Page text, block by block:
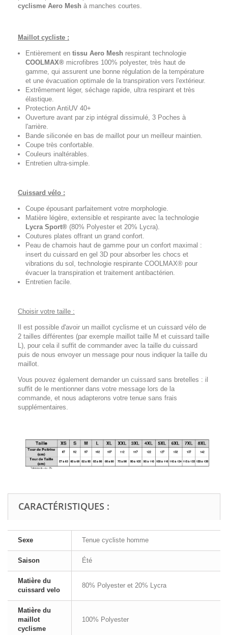
cyclisme Aero Mesh à manches courtes.
Maillot cycliste :
Entièrement en tissu Aero Mesh respirant technologie
COOLMAX® microfibres 100% polyester, très haut de
gamme, qui assurent une bonne régulation de la température
et une évacuation optimale de la transpiration vers l'extérieur.
Extrêmement léger, séchage rapide, ultra respirant et très
élastique.
Protection AntiUV 40+
Ouverture avant par zip intégral dissimulé, 3 Poches à
l'arrière.
Bande siliconée en bas de maillot pour un meilleur maintien.
Coupe très confortable.
Couleurs inaltérables.
Entretien ultra-simple.
Cuissard vélo :
Coupe épousant parfaitement votre morphologie.
Matière légère, extensible et respirante avec la technologie
Lycra Sport® (80% Polyester et 20% Lycra).
Coutures plates offrant un grand confort.
Peau de chamois haut de gamme pour un confort maximal :
insert du cuissard en gel 3D pour absorber les chocs et
vibrations du sol, technologie respirante COOLMAX® pour
évacuer la transpiration et traitement antibactérien.
Entretien facile.
Choisir votre taille :
Il est possible d'avoir un maillot cyclisme et un cuissard vélo de
2 tailles différentes (par exemple maillot taille M et cuissard taille
L), pour cela il suffit de commander avec la taille du cuissard
puis de nous envoyer un message pour nous indiquer la taille du
maillot.
Vous pouvez également demander un cuissard sans bretelles : il
suffit de le mentionner dans votre message lors de la
commande, et nous adapterons votre tenue sans frais
supplémentaires.
CARACTÉRISTIQUES :
Sexe Tenue cycliste homme
Saison Été
Matière du
cuissard velo
80% Polyester et 20% Lycra
Matière du
maillot
cyclisme
100% Polyester